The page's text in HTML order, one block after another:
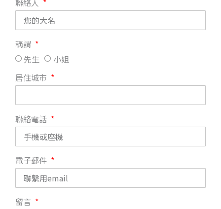
聯絡人
稱謂
先生
小姐
居住城市
聯絡電話
電子郵件
留言